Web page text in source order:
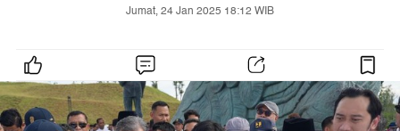
Jumat, 24 Jan 2025 18:12 WIB